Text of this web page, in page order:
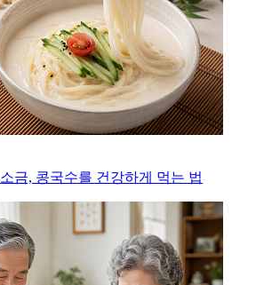
금, 콩국수를 건강하게 먹는 법